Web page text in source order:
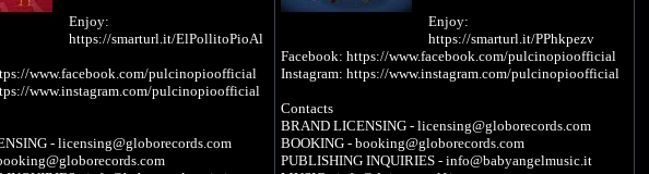
Enjoy:
https://smarturl.it/ElPollitoPioAl
www.facebook.com/pulcinopioofficial
www.instagram.com/pulcinopioofficial
- licensing@globorecords.com
Enjoy:
https://smarturl.it/PPhkpezv
Facebook: https://www.facebook.com/pulcinopioofficial
Instagram: https://www.instagram.com/pulcinopioofficial
Contacts
BRAND LICENSING - licensing@globorecords.com
BOOKING - booking@globorecords.com
PUBLISHING INQUIRIES - info@babyangelmusic.it